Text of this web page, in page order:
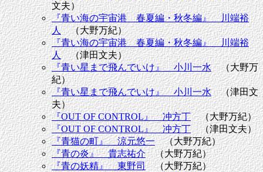
文夫）
『青い海の宇宙港 春夏編・秋冬編』 川端裕
人（大野万紀）
『青い海の宇宙港 春夏編・秋冬編』 川端裕
人（津田文夫）
『青い星まで飛んでいけ』 小川一水（大野万
紀）
『青い星まで飛んでいけ』 小川一水（津田文
夫）
『OUT OF CONTROL』 冲方丁（大野万紀）
『OUT OF CONTROL』 冲方丁（津田文夫）
『青猫の町』 涼元悠一（大野万紀）
『青の炎』 貴志祐介（大野万紀）
『青の妖精』 東野司（大野万紀）